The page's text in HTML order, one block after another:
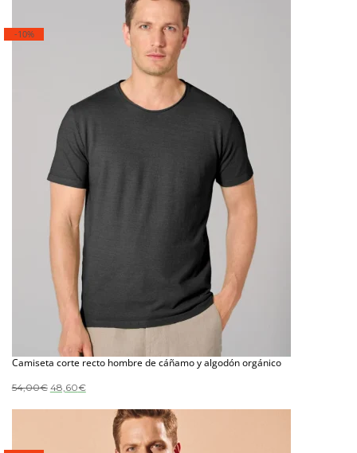
-10%
Camiseta corte recto hombre de cáñamo y algodón orgánico
54,00€ El
original
48,60€El
actual
48,60€.